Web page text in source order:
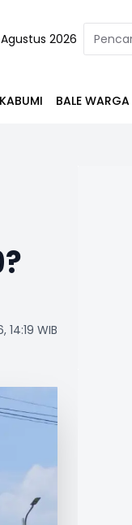
2026
BALE WARGA
14:19 WIB